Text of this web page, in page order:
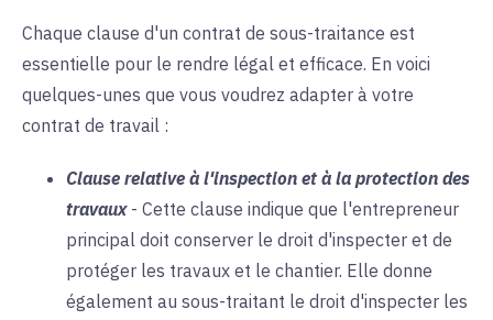
Chaque clause d'un contrat de sous-traitance est
essentielle pour le rendre légal et efficace. En voici
quelques-unes que vous voudrez adapter à votre
contrat de travail :
Clause relative à l'inspection et à la protection des
travaux- Cette clause indique que l'entrepreneur
principal doit conserver le droit d'inspecter et de
protéger les travaux et le chantier. Elle donne
également au sous-traitant le droit d'inspecter les